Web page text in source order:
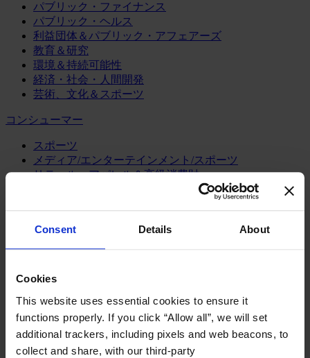
Consent Details About
Cookies
This website uses essential cookies to ensure it
functions properly. If you click “Allow all”, we will set
additional trackers, including pixels and web beacons, to
collect and share, with our third-party
パブリック・ファイナンス
パブリック・ヘルス
利益団体＆パブリック・アフェアーズ
教育＆研究
環境＆持続可能性
経済・社会・人間開発
芸術、文化＆スポーツ
コンシューマー
スポーツ
メディア/エンターテインメント/スポーツ
リテール、アパレル＆高級消費財
製造業
機械・産業テクノロジー
自動車・輸送機器
鉱業・金属
金融サービス